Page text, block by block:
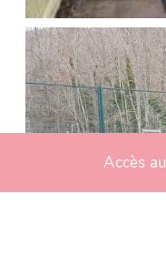
Accès